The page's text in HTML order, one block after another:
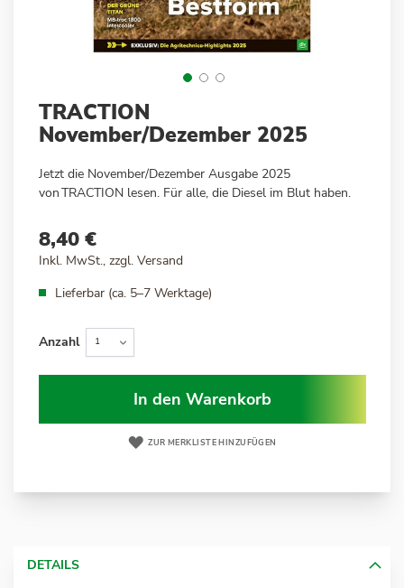
Anfang
der
springen
TRACTION
November/Dezember 2025
Jetzt die November/DezemberAusgabe 2025
vonTRACTIONlesen. Für alle, die Diesel im Blut haben.
8,40 €
Inkl. MwSt., zzgl. Versand
Lieferbar (ca. 5–7 Werktage)
Anzahl
In den Warenkorb
ZUR MERKLISTE HINZUFÜGEN
DETAILS